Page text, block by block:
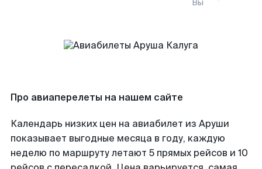
Вы
Про авиаперелеты на нашем сайте
Календарь низких цен на авиабилет из Аруши
показывает выгодные месяца в году, каждую
неделю по маршруту летают 5 прямых рейсов и 10